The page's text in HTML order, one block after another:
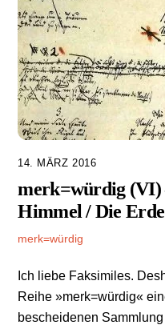
14. MÄRZ 2016
merk=würdig (VI)
Himmel / Die
merk=würdig
Ich liebe Faksimiles.
Reihe »merk=würdig«
bescheidenen